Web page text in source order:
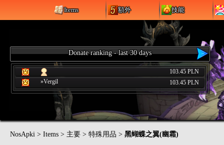
Items 額外 技能
Donate ranking - last 30 days
103.45 PLN
»Vergil
103.45 PLN
NosApki > Items > 主要 > 特殊用品 > 黑蝴蝶之翼(幽霜)